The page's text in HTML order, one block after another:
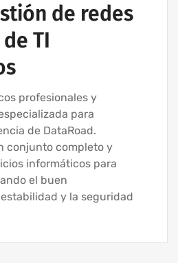
de redes
TI
profesionales y
para
de DataRoad.
conjunto completo y
informáticos para
el buen
y la seguridad